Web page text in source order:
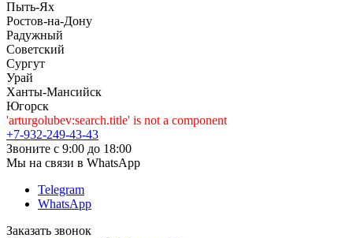
Пыть-Ях
Рoстов-на-Дону
Радужный
Советский
Сургут
Урай
Ханты-Мансийск
Югорск
'arturgolubev:search.title' is not a component
+7-932-249-43-43
Звоните с 9:00 до 18:00
Мы на связи в WhatsApp
Telegram
WhatsApp
Заказать звонок